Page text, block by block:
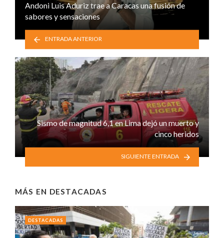
Andoni Luis Aduriz trae a Caracas una fusión de
sabores y sensaciones
ENTRADA ANTERIOR
Sismo de magnitud 6,1 en Lima dejó un muerto y
cinco heridos
SIGUIENTE ENTRADA
MÁS EN DESTACADAS
DESTACADAS